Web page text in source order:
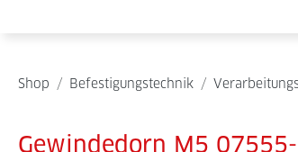
Shop / Befestigungstechnik /
Gewindedorn M5